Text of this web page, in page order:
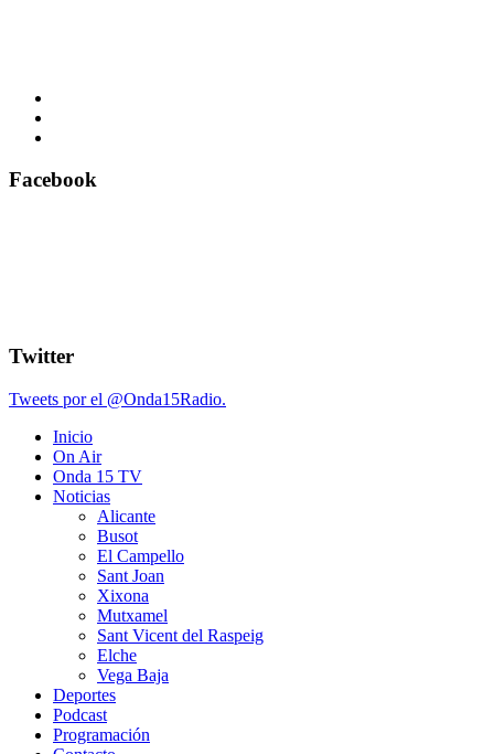
Facebook
Twitter
Tweets por el @Onda15Radio.
Inicio
On Air
Onda 15 TV
Noticias
Alicante
Busot
El Campello
Sant Joan
Xixona
Mutxamel
Sant Vicent del Raspeig
Elche
Vega Baja
Deportes
Podcast
Programación